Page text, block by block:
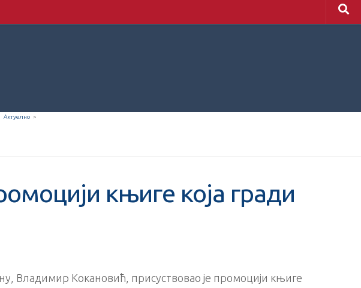
Актуелно >
књиге која гради
Владимир Кокановић, присуствовао је промоцији књиге